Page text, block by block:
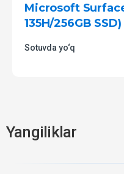
Microsoft
135H/256GB SSD)
Sotuvda yo‘q
Yangiliklar